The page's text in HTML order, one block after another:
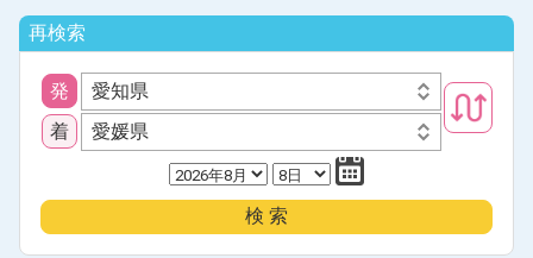
再検索
発
愛知県
着
愛媛県